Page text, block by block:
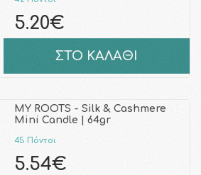
5.20€
ΣΤΟ ΚΑΛΑΘΙ
MY ROOTS - Silk & Cashmere
Mini Candle | 64gr
45 Πόντοι
5.54€